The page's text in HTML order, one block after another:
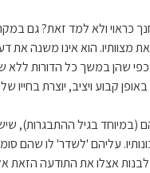
כראוי ולא למד זאת? גם
את מצוותיו. הוא אינו משנה
שהן במשך כל הדורות ללא
קבוע ויציב, יוצרת
(במיוחד בגיל ההתבגרות), שיש
עליהם 'לשדר' לו שהם
אצלו את התודעה הזאת